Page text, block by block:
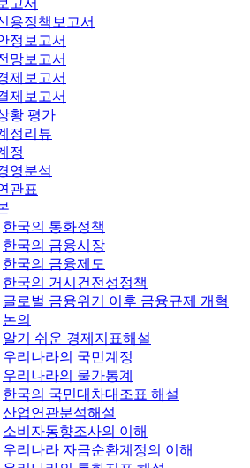
고서
용정책보고서
정보고서
망보고서
제보고서
제보고서
황 평가
정리뷰
정
영분석
관표
한국의 통화정책
한국의 금융시장
한국의 금융제도
한국의 거시건전성정책
글로벌 금융위기 이후 금융규제 개혁
논의
알기 쉬운 경제지표해설
우리나라의 국민계정
우리나라의 물가통계
한국의 국민대차대조표 해설
산업연관분석해설
소비자동향조사의 이해
우리나라 자금순환계정의 이해